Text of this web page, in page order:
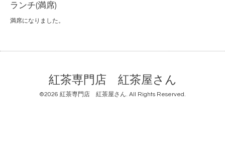
ランチ(満席)
満席になりました。
紅茶専門店 紅茶屋さん
©2026 紅茶専門店 紅茶屋さん. All Rights Reserved.